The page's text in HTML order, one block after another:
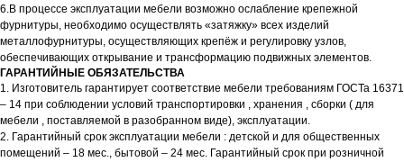
6.В процессе эксплуатации мебели возможно ослабление крепежной
фурнитуры, необходимо осуществлять «затяжку» всех изделий
металлофурнитуры, осуществляющих крепёж и регулировку узлов,
обеспечивающих открывание и трансформацию подвижных элементов.
ГАРАНТИЙНЫЕ ОБЯЗАТЕЛЬСТВА
1. Изготовитель гарантирует соответствие мебели требованиям ГОСТа 16371
– 14 при соблюдении условий транспортировки , хранения , сборки ( для
мебели , поставляемой в разобранном виде), эксплуатации.
2. Гарантийный срок эксплуатации мебели : детской и для общественных
помещений – 18 мес., бытовой – 24 мес. Гарантийный срок при розничной